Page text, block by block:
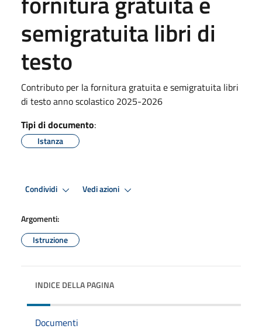
semigratuita libri di
testo
Contributo per la fornitura gratuita e semigratuita libri
di testo anno scolastico 2025-2026
Tipi di documento:
Istanza
Condividi Vedi azioni
Argomenti:
Istruzione
INDICE DELLA PAGINA
Documenti